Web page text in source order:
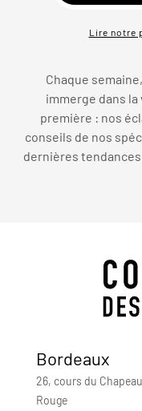
Lire notre
Chaque
immerge dans
première : nos
conseils de nos
dernières
Bordeaux
26, cours du
Rouge